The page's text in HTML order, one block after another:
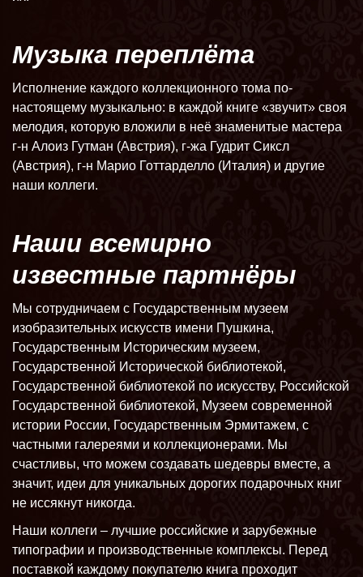
Музыка переплёта
Исполнение каждого коллекционного тома по-
настоящему музыкально: в каждой книге «звучит» своя
мелодия, которую вложили в неё знаменитые мастера
г-н Алоиз Гутман (Австрия), г-жа Гудрит Сиксл
(Австрия), г-н Марио Готтарделло (Италия) и другие
наши коллеги.
Наши всемирно
известные партнёры
Мы сотрудничаем с Государственным музеем
изобразительных искусств имени Пушкина,
Государственным Историческим музеем,
Государственной Исторической библиотекой,
Государственной библиотекой по искусству, Российской
Государственной библиотекой, Музеем современной
истории России, Государственным Эрмитажем, с
частными галереями и коллекционерами. Мы
счастливы, что можем создавать шедевры вместе, а
значит, идеи для уникальных дорогих подарочных книг
не иссякнут никогда.
Наши коллеги – лучшие российские и зарубежные
типографии и производственные комплексы. Перед
поставкой каждому покупателю книга проходит